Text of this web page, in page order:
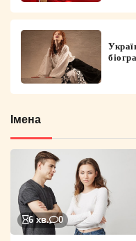
Імена
6 хв. 0